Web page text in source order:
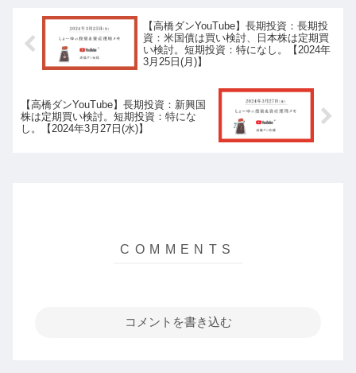
【高橋ダンYouTube】長期投資：長期投
資：米国債は買い検討、日本株は定期買
い検討。短期投資：特になし。【2024年
3月25日(月)】
【高橋ダンYouTube】長期投資：新興国
株は定期買い検討。短期投資：特にな
し。【2024年3月27日(水)】
コメントを書き込む